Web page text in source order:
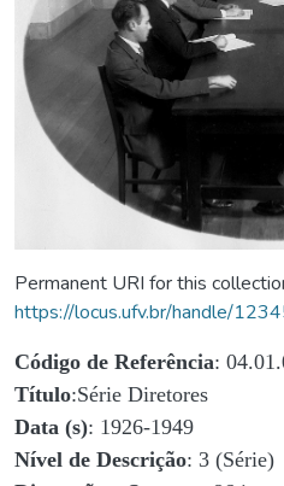
Permanent URI for this
https://locus.ufv.br/handle/
Código de Referência:
Título:Série Diretores
Data (s): 1926-1949
Nível de Descrição: 3 (Série)